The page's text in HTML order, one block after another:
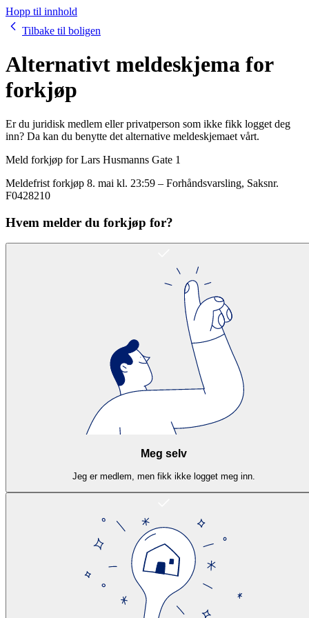
Hopp til innhold
Tilbake til boligen
Alternativt meldeskjema for
forkjøp
Er du juridisk medlem eller privatperson som ikke fikk logget deg
inn? Da kan du benytte det alternative meldeskjemaet vårt.
Meld forkjøp forLars Husmanns Gate 1
Meldefrist forkjøp 8. mai kl. 23:59 – Forhåndsvarsling, Saksnr.
F0428210
Hvem melder du forkjøp for?
Meg selv
Jeg er medlem, men fikk ikke logget meg inn.